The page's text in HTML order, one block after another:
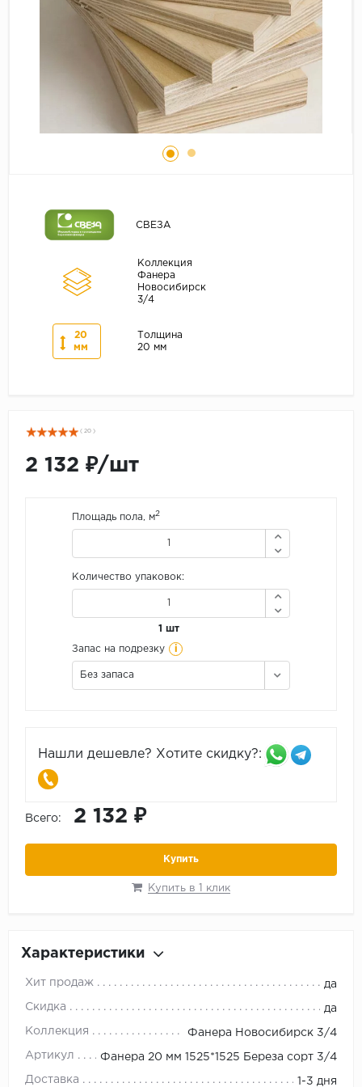
Серый
Бежевый
Дуб светлый
Коричневый
Страна
СВЕЗА
Коллекция
Фанера
Новосибирск
3/4
20
мм
Толщина
20 мм
( 20 )
2 132 ₽/шт
Площадь пола, м2
Количество упаковок:
1 шт
Запас на подрезку i
Без запаса
Нашли дешевле? Хотите скидку?:
Всего: 2 132 ₽
Купить
Купить в 1 клик
Характеристики
Хит продаж да
Скидка да
Коллекция Фанера Новосибирск 3/4
Артикул Фанера 20 мм 1525*1525 Береза сорт 3/4
Доставка 1-3 дня